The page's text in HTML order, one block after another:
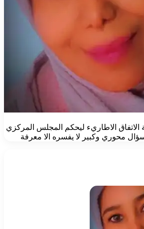
الاتفاق الاطاريء ليحكم المجلس المركزي
سؤال محوري وكبير لا يفسره الا معرفة